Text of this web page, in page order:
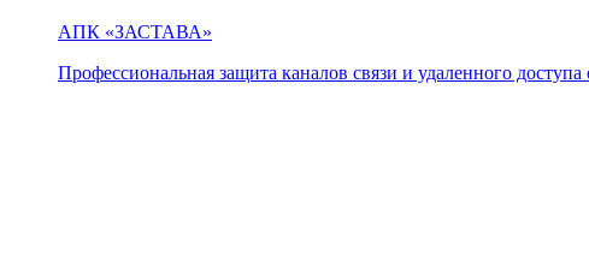
АПК «ЗАСТАВА»
Профессиональная защита каналов связи и удаленного доступа